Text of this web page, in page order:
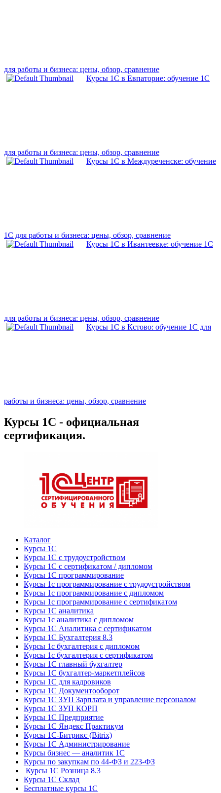
для работы и бизнеса: цены, обзор, сравнение
Курсы 1С в Евпаторие: обучение 1С
для работы и бизнеса: цены, обзор, сравнение
Курсы 1С в Междуреченске: обучение
1С для работы и бизнеса: цены, обзор, сравнение
Курсы 1С в Ивантеевке: обучение 1С
для работы и бизнеса: цены, обзор, сравнение
Курсы 1С в Кстово: обучение 1С для
работы и бизнеса: цены, обзор, сравнение
Курсы 1С - официальная
сертификация.
Каталог
Курсы 1С
Курсы 1С с трудоустройством
Курсы 1С с сертификатом / дипломом
Курсы 1С программирование
Курсы 1с программирование с трудоустройством
Курсы 1с программирование с дипломом
Курсы 1с программирование с сертификатом
Курсы 1С аналитика
Курсы 1с аналитика с дипломом
Курсы 1С Аналитика с сертификатом
Курсы 1С Бухгалтерия 8.3
Курсы 1с бухгалтерия с дипломом
Курсы 1с бухгалтерия с сертификатом
Курсы 1С главный бухгалтер
Курсы 1С бухгалтер-маркетплейсов
Курсы 1С для кадровиков
Курсы 1С Документооборот
Курсы 1С ЗУП Зарплата и управление персоналом
Курсы 1С ЗУП КОРП
Курсы 1С Предприятие
Курсы 1С Яндекс Практикум
Курсы 1С-Битрикс (Bitrix)
Курсы 1С Администрирование
Курсы бизнес — аналитик 1С
Курсы по закупкам по 44‑ФЗ и 223‑ФЗ
Курсы 1С Розница 8.3
Курсы 1С Склад
Бесплатные курсы 1С